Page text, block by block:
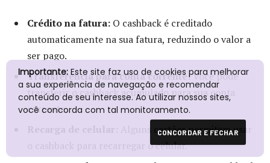
Crédito na fatura: O cashback é creditado
automaticamente na sua fatura, reduzindo o valor a
ser pago.
Transferência para conta corrente:Você pode
transferir o cashback acumulado para sua conta
corrente.
Alguns cartões permitem usar
o cashback para recarregar o celular.
Importante: Este site faz uso de cookies para melhorar
a sua experiência de navegação e recomendar
conteúdo de seu interesse. Ao utilizar nossos sites,
você concorda com tal monitoramento.
CONCORDAR E FECHAR